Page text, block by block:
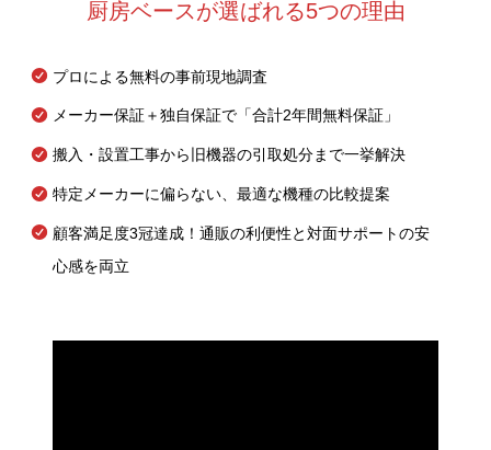
厨房ベースが選ばれる5つの理由
プロによる無料の事前現地調査
メーカー保証＋独自保証で「合計2年間無料保証」
搬入・設置工事から旧機器の引取処分まで一挙解決
特定メーカーに偏らない、最適な機種の比較提案
顧客満足度3冠達成！通販の利便性と対面サポートの安
心感を両立